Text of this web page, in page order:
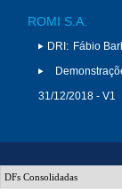
ROMI S.A.
DRI: Fábio
31/12/2018 - V1